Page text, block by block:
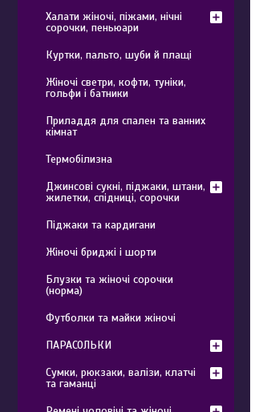
Халати жіночі, піжами, нічні
сорочки, пеньюари
Куртки, пальто, шуби й плащі
Жіночі светри, кофти, туніки,
гольфи і батники
Приладдя для спален та ванних
кімнат
Термобілизна
Джинсові сукні, піджаки, штани,
жилетки, спідниці, сорочки
Піджаки та кардигани
Жіночі бриджі і шорти
Блузки та жіночі сорочки
(норма)
Футболки та майки жіночі
ПАРАСОЛЬКИ
Сумки, рюкзаки, валізи, клатчі
та гаманці